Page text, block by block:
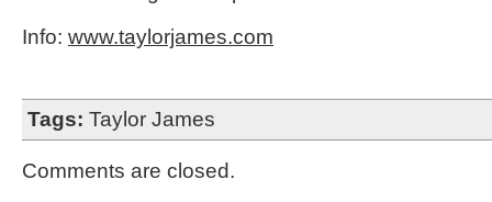
Info: www.taylorjames.com
Tags: Taylor James
Comments are closed.